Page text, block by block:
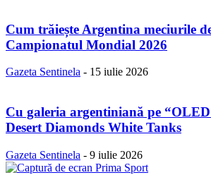
Cum trăiește Argentina meciurile
Campionatul Mondial 2026
Gazeta Sentinela - 15 iulie 2026
Cu galeria argentiniană pe
Desert Diamonds White Tanks
Gazeta Sentinela - 9 iulie 2026